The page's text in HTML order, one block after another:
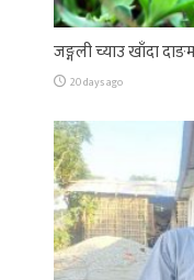
जङ्गली च्याउ खाँदा
20 days ago